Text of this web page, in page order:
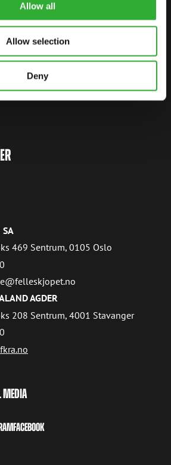
Allow all
Allow selection
Deny
LOADERS
SA
469 Sentrum, 0105 Oslo
AGDER
208 Sentrum, 4001 Stavanger
MEDIA
FACEBOOK